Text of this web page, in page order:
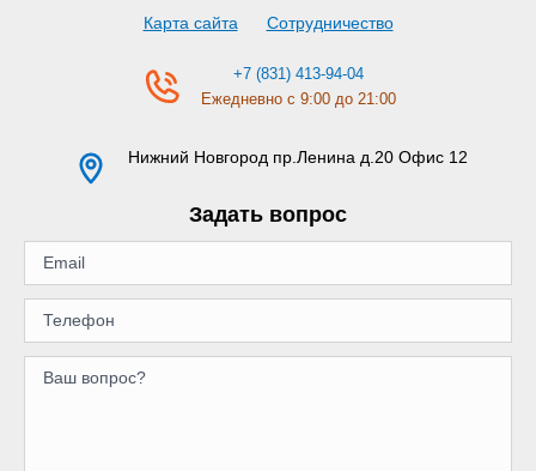
Карта сайта
Сотрудничество
+7 (831) 413-94-04
Ежедневно с 9:00 до 21:00
Нижний Новгород пр.Ленина д.20 Офис 12
Задать вопрос